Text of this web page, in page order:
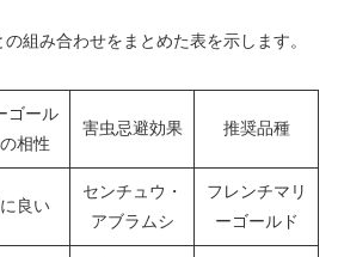
組み合わせをまとめた表を示します。
ゴール
相性
害虫忌避効果 推奨品種
良い
センチュウ・
アブラムシ
フレンチマリ
ーゴールド